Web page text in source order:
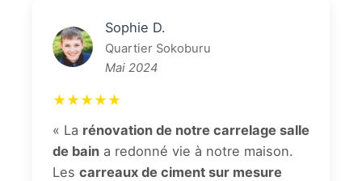
Sophie D.
Quartier Sokoburu
Mai 2024
★★★★★
« La rénovation de notre carrelage salle
de bain a redonné vie à notre maison.
Les carreaux de ciment sur mesure